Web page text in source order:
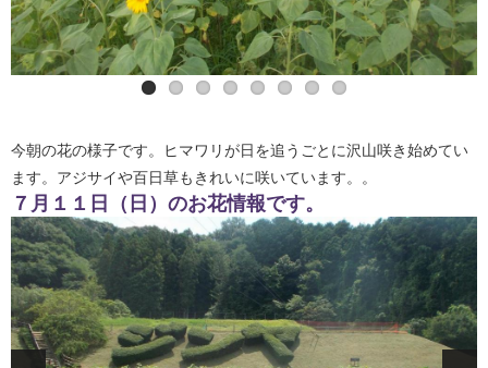
今朝の花の様子です。ヒマワリが日を追うごとに沢山咲き始めてい
ます。アジサイや百日草もきれいに咲いています。。
７月１１日（日）のお花情報です。